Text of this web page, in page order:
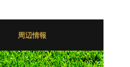
周辺情報